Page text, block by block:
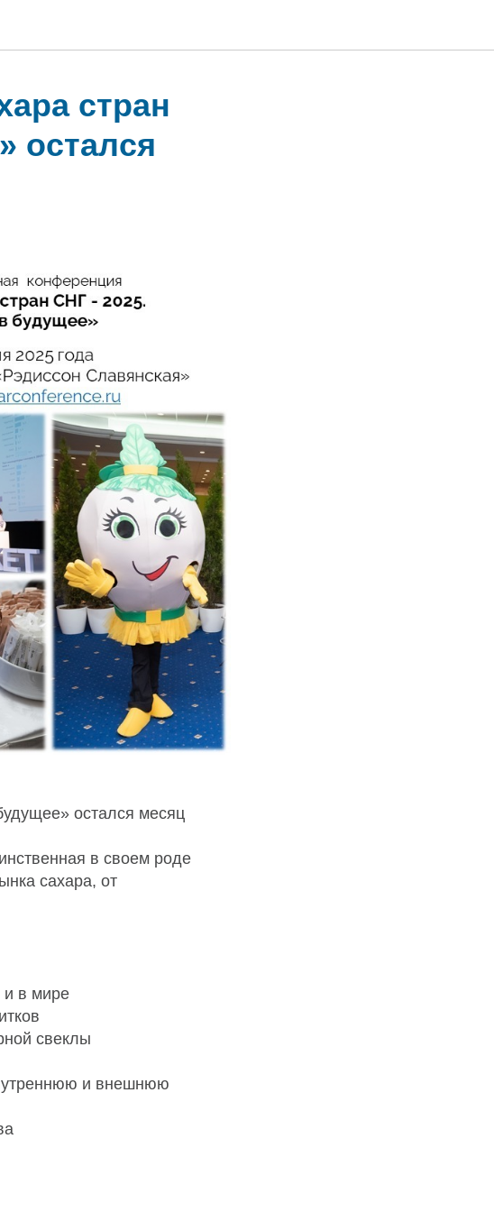
стран
остался
остался месяц
в своем роде
сахара, от
и в мире
свеклы
и внешнюю